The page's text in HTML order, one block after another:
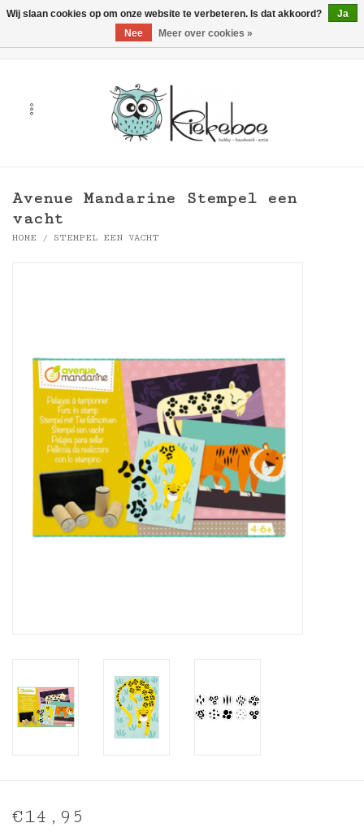
Handwerk & Textiel
Inlijsting
Over ons
Springkasteel
Avenue Mandarine Stempel een
vacht
HOME / STEMPEL EEN VACHT
€14,95
Wij slaan cookies op om onze website te verbeteren. Is dat akkoord?
Ja
Nee
Meer over cookies »